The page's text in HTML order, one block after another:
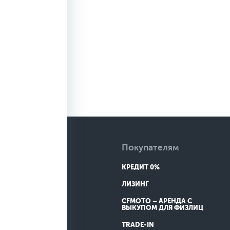
Покупателям
КРЕДИТ 0%
ЛИЗИНГ
CFMOTO – АРЕНДА С
ВЫКУПОМ ДЛЯ ФИЗЛИЦ
TRADE-IN